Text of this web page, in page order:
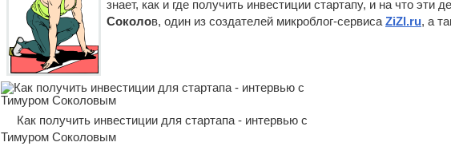
знает, как и где получить инвестиции стартапу, и на что эти
Соколов, один из создателей микроблог-сервиса ZiZl.ru, а
Как получить инвестиции для стартапа - интервью с
Тимуром Соколовым